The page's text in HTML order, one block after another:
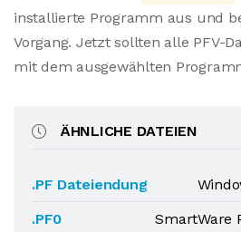
installierte Programm aus und
Vorgang. Jetzt sollten alle PFV-
mit dem ausgewählten
ÄHNLICHE DATEIEN
.PF Dateiendung
.PF0
SmartWare